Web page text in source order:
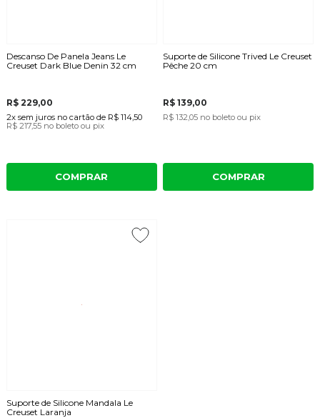
Descanso De Panela Jeans Le
Creuset Dark Blue Denin 32 cm
R$ 229,00
2x sem juros no cartãode R$ 114,50
R$ 217,55 no boleto ou pix
COMPRAR
Suporte de Silicone Trived Le Creuset
Pêche 20 cm
R$ 139,00
R$ 132,05 no boleto ou pix
COMPRAR
Suporte de Silicone Mandala Le
Creuset Laranja